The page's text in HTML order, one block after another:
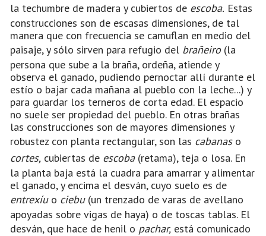
la techumbre de madera y cubiertos de escoba. Estas
construcciones son de escasas dimensiones, de tal
manera que con frecuencia se camuflan en medio del
paisaje, y sólo sirven para refugio del brañeiro(la
persona que sube a la braña, ordeña, atiende y
observa el ganado, pudiendo pernoctar allí durante el
estío o bajar cada mañana al pueblo con la leche...) y
para guardar los terneros de corta edad. El espacio
no suele ser propiedad del pueblo. En otras brañas
las construcciones son de mayores dimensiones y
robustez con planta rectangular, son las cabanaso
cortes, cubiertas de escoba(retama), teja o losa. En
la planta baja está la cuadra para amarrar y alimentar
el ganado, y encima el desván, cuyo suelo es de
entrexíuo ciebu(un trenzado de varas de avellano
apoyadas sobre vigas de haya) o de toscas tablas. El
desván, que hace de henil o pachar, está comunicado